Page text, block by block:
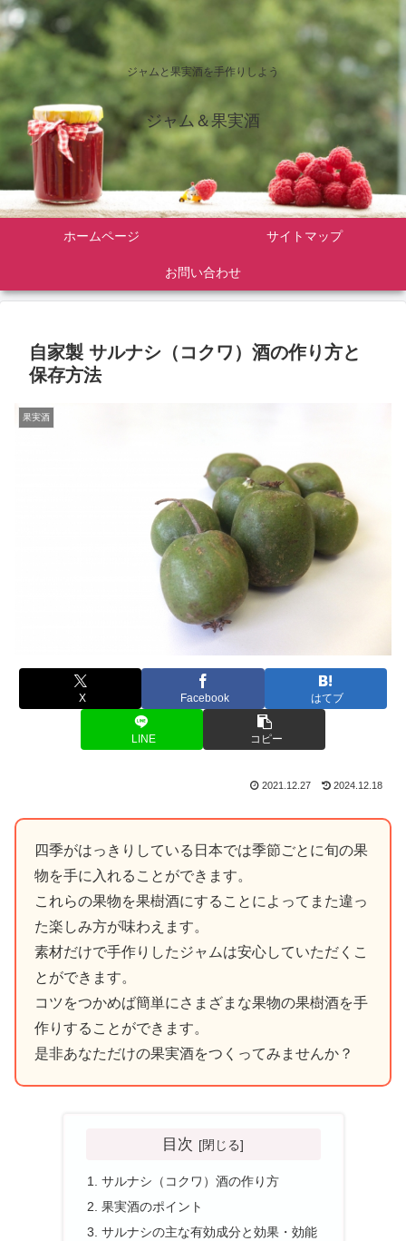
ジャムと果実酒を手作りしよう
ジャム＆果実酒
ホームページ サイトマップ
お問い合わせ
自家製 サルナシ（コクワ）酒の作り方と
保存方法
果実酒
X Facebook はてブ
LINE コピー
2021.12.27 2024.12.18
四季がはっきりしている日本では季節ごとに旬の果
物を手に入れることができます。
これらの果物を果樹酒にすることによってまた違っ
た楽しみ方が味わえます。
素材だけで手作りしたジャムは安心していただくこ
とができます。
コツをつかめば簡単にさまざまな果物の果樹酒を手
作りすることができます。
是非あなただけの果実酒をつくってみませんか？
目次
サルナシ（コクワ）酒の作り方
果実酒のポイント
サルナシの主な有効成分と効果・効能